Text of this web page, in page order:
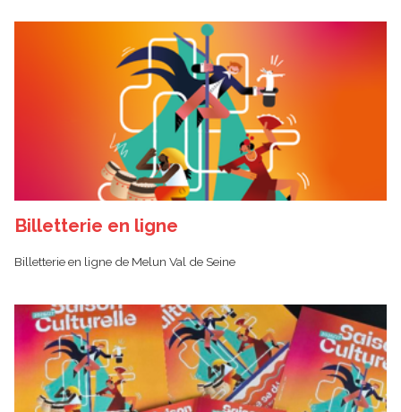
Billetterie en ligne
Billetterie en ligne de Melun Val de Seine